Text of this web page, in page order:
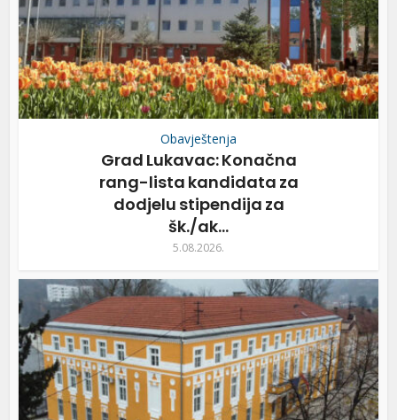
Obavještenja
Grad Lukavac: Konačna
rang-lista kandidata za
dodjelu stipendija za
šk./ak...
5.08.2026.